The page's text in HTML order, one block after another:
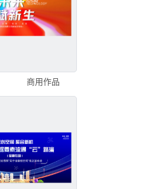
商用作品